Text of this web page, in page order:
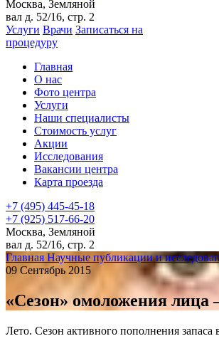
Москва, Земляной
вал д. 52/16, стр. 2
Услуги Врачи Записаться на
процедуру
Главная
О нас
Фото центра
Услуги
Наши специалисты
Стоимость услуг
Акции
Исследования
Вакансии центра
Карта проезда
+7 (495) 445-45-18
+7 (925) 517-66-20
Москва, Земляной
вал д. 52/16, стр. 2
Главная Научные публикации и
09 Сентябрь 2015
«Сезон» омоложения лица
Лето. Сезон активного пополнения